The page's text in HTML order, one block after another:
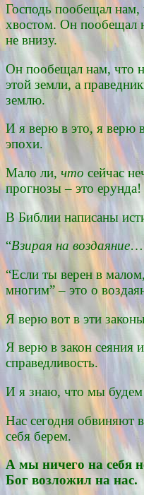
Господь пообещал
хвостом. Он пообещал
не внизу.
Он пообещал нам, что
этой земли, а
землю.
И я верю в это, я верю
эпохи.
Мало ли, что сейчас
прогнозы – это ерунда!
В Библии написаны
“Взирая на воздаяние
“Если ты верен в
многим” – это о
Я верю вот в эти
Я верю в закон сеяния
справедливость.
И я знаю, что мы будем
Нас сегодня обвиняют
себя берем.
А мы ничего на себя
Бог возложил на нас.